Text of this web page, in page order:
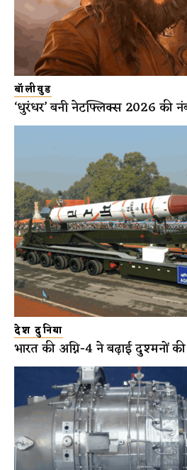
बॉलीवुड
‘धुरंधर’ बनी नेटफ्लिक्स 2026 की
देश दुनिया
भारत की अग्नि-4 ने बढ़ाई दुश्मनों